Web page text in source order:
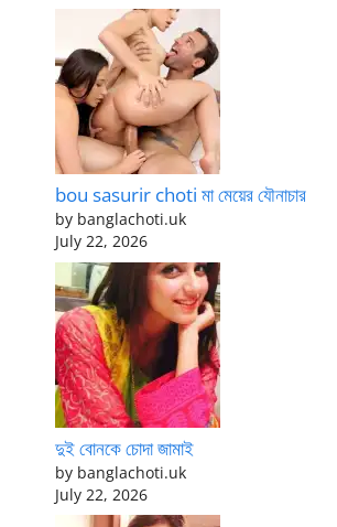
bou sasurir choti মা মেয়ের যৌনাচার
by banglachoti.uk
July 22, 2026
দুই বোনকে চোদা জামাই
by banglachoti.uk
July 22, 2026